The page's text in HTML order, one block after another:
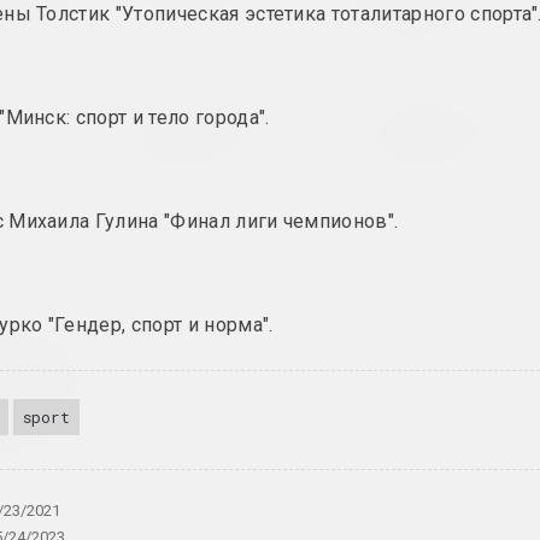
publication
present?
Walera Martynchik.
з
ад
Толстик "Утопическая эстетика тоталитарного спорта".
спорт и тело города".
Гулина "Финал лиги чемпионов".
"Гендер, спорт и норма".
sport
23/2021